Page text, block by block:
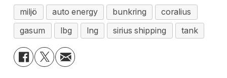
miljö auto energy bunkring
coralius
gasum
lbg lng sirius shipping tank